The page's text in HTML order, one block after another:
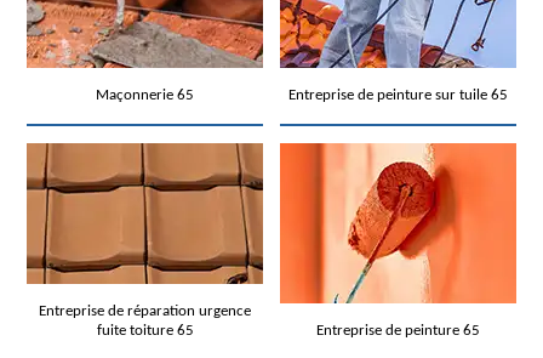
Maçonnerie 65 Entreprise de peinture sur tuile 65
Entreprise de réparation urgence
fuite toiture 65
Entreprise de peinture 65